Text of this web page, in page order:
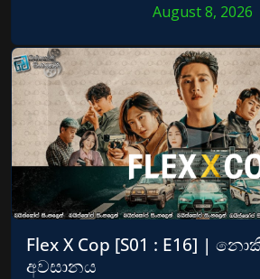
August 8, 2026
Flex X Cop [S01 : E16] |
අවසානය